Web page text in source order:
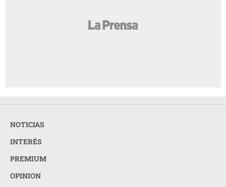
NOTICIAS
INTERÉS
PREMIUM
OPINION